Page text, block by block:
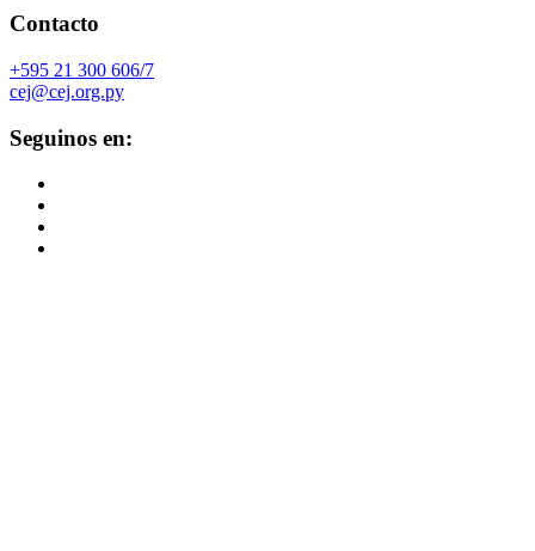
Contacto
+595 21 300 606/7
cej@cej.org.py
Seguinos en: